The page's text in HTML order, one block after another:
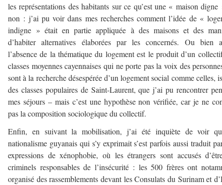
les représentations des habitants sur ce qu’est une « maison
non : j’ai pu voir dans mes recherches comment l’idée de «
indigne » était en partie appliquée à des maisons et des
d’habiter alternatives élaborées par les concernés. Ou bien
l’absence de la thématique du logement est le produit d’un
classes moyennes cayennaises qui ne porte pas la voix des
sont à la recherche désespérée d’un logement social comme celles,
des classes populaires de Saint-Laurent, que j’ai pu rencontrer
mes séjours – mais c’est une hypothèse non vérifiée, car je ne
pas la composition sociologique du collectif.
Enfin, en suivant la mobilisation, j’ai été inquiète de voir
nationalisme guyanais qui s’y exprimait s’est parfois aussi traduit
expressions de xénophobie, où les étrangers sont accusés
criminels responsables de l’insécurité : les 500 frères ont
organisé des rassemblements devant les Consulats du Surinam et